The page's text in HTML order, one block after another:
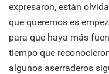
expresaron, están
que queremos es
para que haya más
tiempo que
algunos aserraderos